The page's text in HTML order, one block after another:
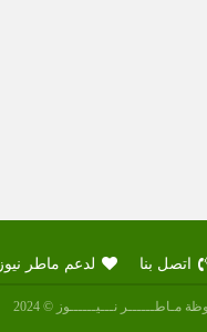
اتصل بنا لدعم ماطر نيوز
نـــيــــــوز © 2024